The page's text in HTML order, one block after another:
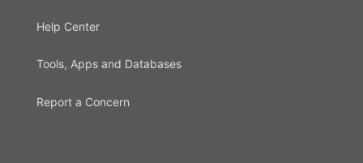
Help Center
Tools, Apps and Databases
Report a Concern